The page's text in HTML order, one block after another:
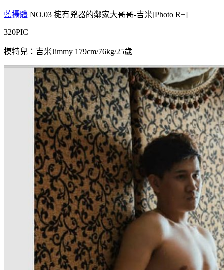
藍攝體 NO.03 擁有兇器的鄰家大哥哥-吉米[Photo R+]
320PIC
模特兒：吉米Jimmy 179cm/76kg/25歲